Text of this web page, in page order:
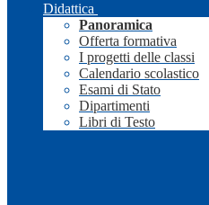
Didattica
Panoramica
Offerta formativa
I progetti delle classi
Calendario scolastico
Esami di Stato
Dipartimenti
Libri di Testo